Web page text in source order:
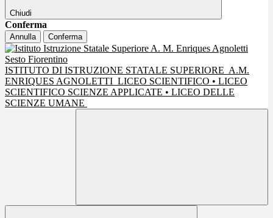
Chiudi
Conferma
Annulla Conferma
ISTITUTO DI ISTRUZIONE STATALE SUPERIORE A.M.
ENRIQUES AGNOLETTI LICEO SCIENTIFICO • LICEO
SCIENTIFICO SCIENZE APPLICATE • LICEO DELLE
SCIENZE UMANE